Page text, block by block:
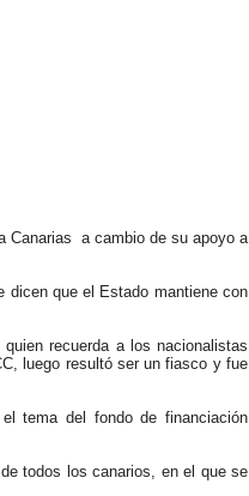
Canarias a cambio de su apoyo a
dicen que el Estado mantiene con
recuerda a los nacionalistas
luego resultó ser un fiasco y fue
tema del fondo de financiación
todos los canarios, en el que se